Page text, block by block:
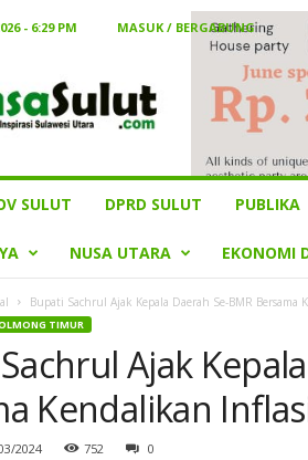
- 6:29 PM
MASUK / BERGABUNG
SULUT DPRD SULUT PUBLIKA
NUSA UTARA EKONOMI
Bupati Sachrul Ajak Kepala Daerah Se-BMR Bersama
TIMUR
Ajak
Kendalikan
2024 752 0